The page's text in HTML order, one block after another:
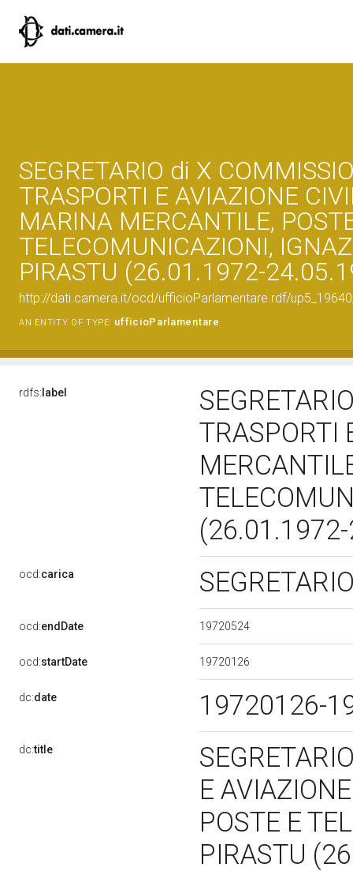
SEGRETARIO di X
TRASPORTI E AVIAZIONE
MARINA MERCANTILE,
TELECOMUNICAZIONI,
PIRASTU (26.01.1972-
http://dati.camera.it/ocd/ufficioParlamentare.rdf/
AN ENTITY OF TYPE: ufficioParlamentare
rdfs: label
TRASPORTI
ocd:carica
ocd:endDate 19720524
ocd:startDate 19720126
dc:date 19720126-
dc:title
E
POSTE E
PIRASTU